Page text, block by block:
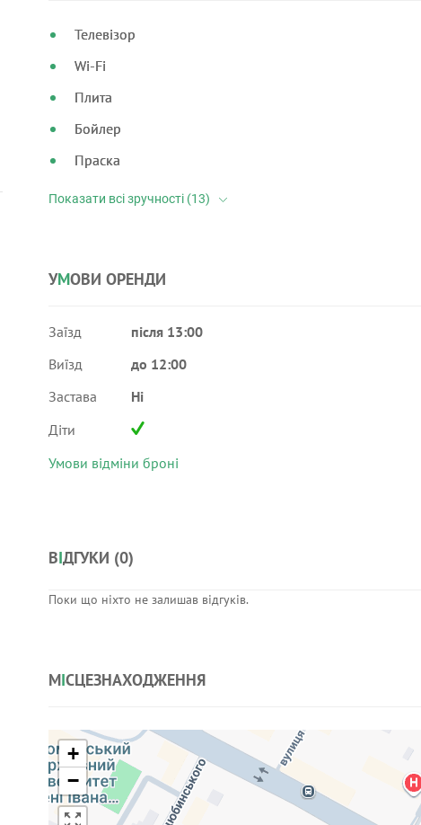
Телевізор
Wi-Fi
Плита
Бойлер
Праска
УМОВИ ОРЕНДИ
Заїзд
після 13:00
Виїзд
до 12:00
Застава
Ні
Діти
Умови відміни броні
ВІДГУКИ (0)
Поки що ніхто не залишав відгуків.
МІСЦЕЗНАХОДЖЕННЯ
+
−